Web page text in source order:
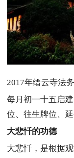
2017年缙云寺法
每月初一十五启
位、往生牌位、
大悲忏的功德
大悲忏，是根据